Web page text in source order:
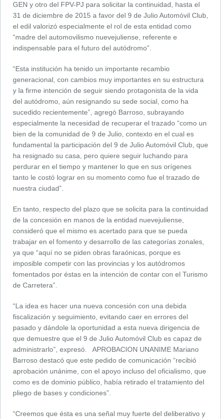
GEN y otro del FPV-PJ para solicitar la continuidad, hasta el
31 de diciembre de 2015 a favor del 9 de Julio Automóvil Club,
el edil valorizó especialmente el rol de esta entidad como
“madre del automovilismo nuevejuliense, referente e
indispensable para el futuro del autódromo”.
“Esta institución ha tenido un importante recambio
generacional, con cambios muy importantes en su estructura
y la firme intención de seguir siendo protagonista de la vida
del autódromo, aún resignando su sede social, como ha
sucedido recientemente”, agregó Barroso, subrayando
especialmente la necesidad de recuperar el trazado “como un
bien de la comunidad de 9 de Julio, contexto en el cual es
fundamental la participación del 9 de Julio Automóvil Club, que
ha resignado su casa, pero quiere seguir luchando para
perdurar en el tiempo y mantener lo que en sus orígenes
tanto le costó lograr en su momento como fue el trazado de
nuestra ciudad”.
En tanto, respecto del plazo que se solicita para la continuidad
de la concesión en manos de la entidad nuevejuliense,
consideró que el mismo es acertado para que se pueda
trabajar en el fomento y desarrollo de las categorías zonales,
ya que “aquí no se piden obras faraónicas, porque es
imposible competir con las provincias y los autódromos
fomentados por éstas en la intención de contar con el Turismo
de Carretera”.
“La idea es hacer una nueva concesión con una debida
fiscalización y seguimiento, evitando caer en errores del
pasado y dándole la oportunidad a esta nueva dirigencia de
que demuestre que el 9 de Julio Automóvil Club es capaz de
administrarlo”, expresó. APROBACION UNANIME Mariano
Barroso destacó que este pedido de comunicación “recibió
aprobación unánime, con el apoyo incluso del oficialismo, que
como es de dominio público, había retirado el tratamiento del
pliego de bases y condiciones”.
“Creemos que ésta es una señal muy fuerte del deliberativo y